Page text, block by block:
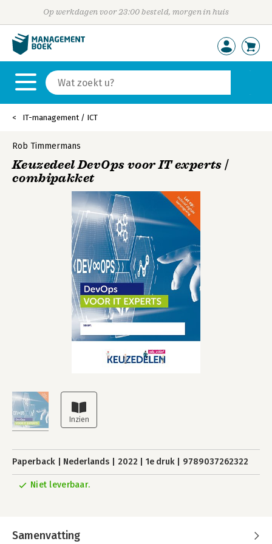
Op werkdagen voor 23:00 besteld, morgen in huis
IT-management / ICT
Rob Timmermans
Keuzedeel DevOps voor IT experts |
combipakket
Paperback Nederlands 2022 1e druk 9789037262322
Niet leverbaar.
Samenvatting